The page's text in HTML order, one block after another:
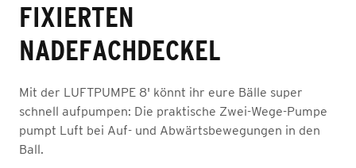
FIXIERTEN
NADEFACHDECKEL
Mit der LUFTPUMPE 8' könnt ihr eure Bälle super
schnell aufpumpen: Die praktische Zwei-Wege-Pumpe
pumpt Luft bei Auf- und Abwärtsbewegungen in den
Ball.